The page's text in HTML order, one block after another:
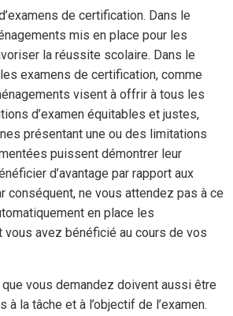
de certification. Dans le
mis en place pour les
la réussite scolaire. Dans le
examens de certification, comme
visent à offrir à tous les
d’examen équitables et justes,
présentant une ou des limitations
puissent démontrer leur
d’avantage par rapport aux
conséquent, ne vous attendez pas à ce
en place les
vous avez bénéficié au cours de vos
vous demandez doivent aussi être
la tâche et à l’objectif de l’examen.